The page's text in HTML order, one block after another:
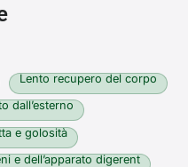
Lento recupero del corpo
dall’esterno
e golosità
e dell’apparato digerent